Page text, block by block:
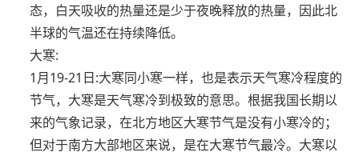
态，白天吸收的热量还是少于夜晚释放的热量，因此北
半球的气温还在持续降低。
大寒:
1月19-21日:大寒同小寒一样，也是表示天气寒冷程度的
节气，大寒是天气寒冷到极致的意思。根据我国长期以
来的气象记录，在北方地区大寒节气是没有小寒冷的；
但对于南方大部地区来说，是在大寒节气最冷。大寒以